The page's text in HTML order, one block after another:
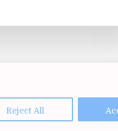
Reject All